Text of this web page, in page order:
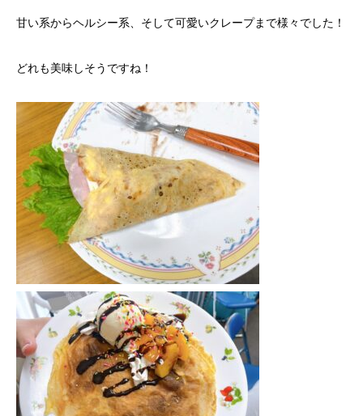
甘い系からヘルシー系、そして可愛いクレープまで様々でした！
どれも美味しそうですね！